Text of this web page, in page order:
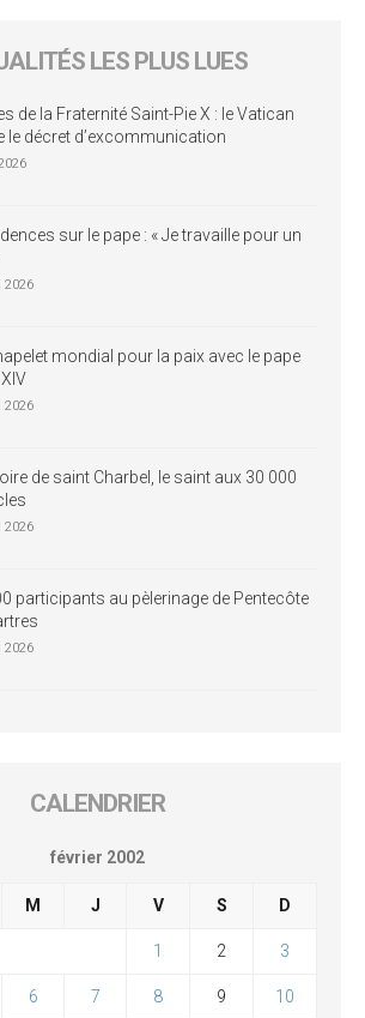
LES PLUS LUES
de la Fraternité Saint-Pie X : le Vatican
le décret d’excommunication
sur le pape : « Je travaille pour un
2026
mondial pour la paix avec le pape
2026
de saint Charbel, le saint aux 30 000
2026
participants au pèlerinage de Pentecôte
2026
CALENDRIER
février 2002
M J V S D
1 2 3
6 7 8 9 10